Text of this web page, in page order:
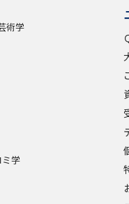
術学
学